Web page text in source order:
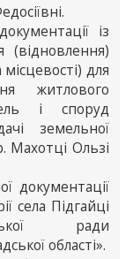
із
для
житлового
і споруд
земельної
Махотці Ользі
документації
села Підгайці
ради
області».